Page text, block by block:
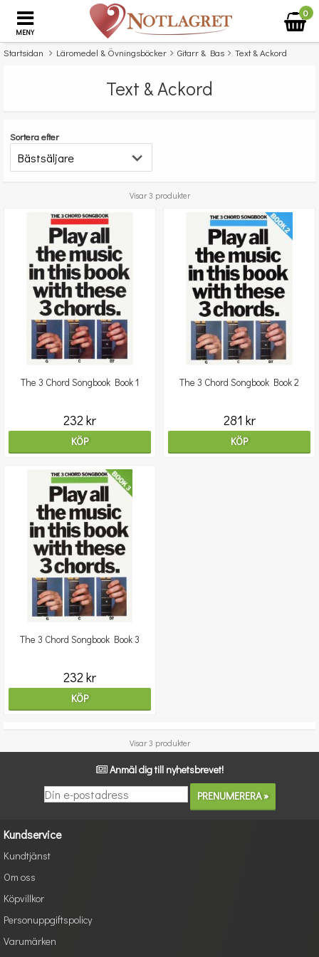
MENY
0
Startsidan Läromedel & Övningsböcker Gitarr & Bas Text & Ackord
Text & Ackord
Sortera efter
Visar 3 produkter
The 3 Chord Songbook Book 1
232 kr
KÖP
The 3 Chord Songbook Book 2
281 kr
KÖP
The 3 Chord Songbook Book 3
232 kr
KÖP
Visar 3 produkter
Anmäl dig till nyhetsbrevet!
Kundservice
Kundtjänst
Om oss
Köpvillkor
Personuppgiftspolicy
Varumärken